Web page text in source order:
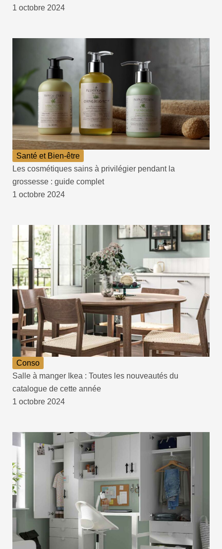
1 octobre 2024
Santé et Bien-être
Les cosmétiques sains à privilégier pendant la
grossesse : guide complet
1 octobre 2024
Conso
Salle à manger Ikea : Toutes les nouveautés du
catalogue de cette année
1 octobre 2024